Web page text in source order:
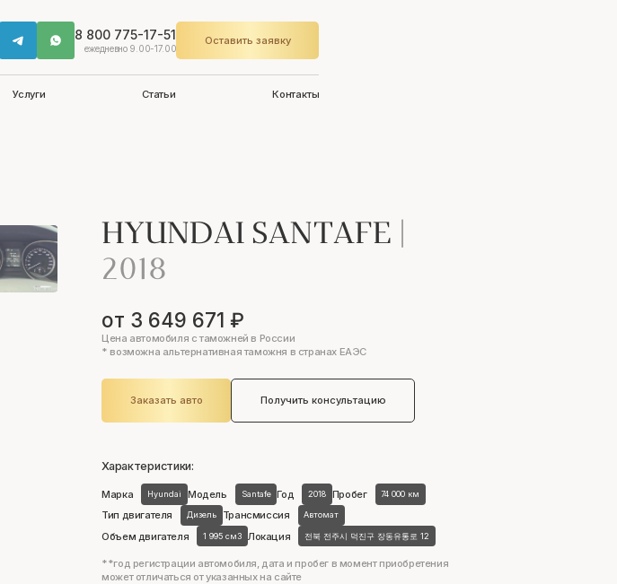
8 800 775-17-51
ежедневно 9.00-17.00
Оставить заявку
Услуги Статьи Контакты
HYUNDAI SANTAFE |
2018
от 3 649 671 ₽
Цена автомобиля с таможней в России
* возможна альтернативная таможня в странах ЕАЭС
Заказать авто Получить консультацию
Характеристики:
Марка Hyundai Модель Santafe Год 2018 Пробег 74 000 км
Тип двигателя Дизель Трансмиссия Автомат
Объем двигателя 1 995 см3 Локация 전북 전주시 덕진구 장동유통로 12
**год регистрации автомобиля, дата и пробег в момент приобретения
может отличаться от указанных на сайте